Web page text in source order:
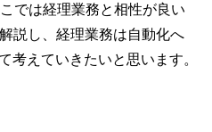
では経理業務と相性が良い
説し、経理業務は自動化へ
考えていきたいと思います。